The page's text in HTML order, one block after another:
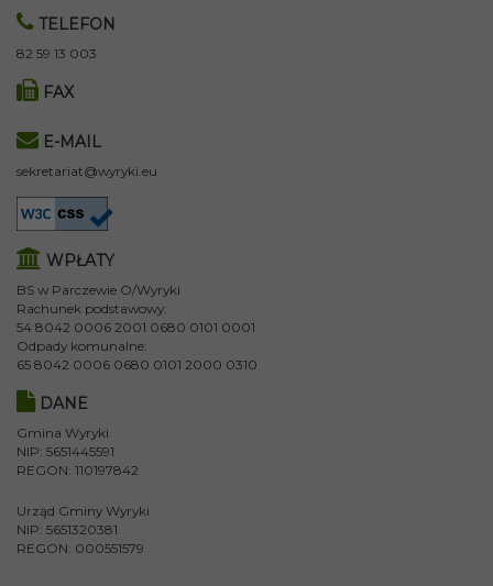
TELEFON
82 59 13 003
FAX
E-MAIL
sekretariat@wyryki.eu
WPŁATY
BS w Parczewie O/Wyryki
Rachunek podstawowy:
54 8042 0006 2001 0680 0101 0001
Odpady komunalne:
65 8042 0006 0680 0101 2000 0310
DANE
Gmina Wyryki
NIP: 5651445591
REGON: 110197842
Urząd Gminy Wyryki
NIP: 5651320381
REGON: 000551579